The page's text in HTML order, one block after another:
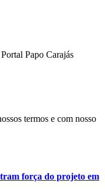
Papo Carajás
termos e com nosso
força do projeto em